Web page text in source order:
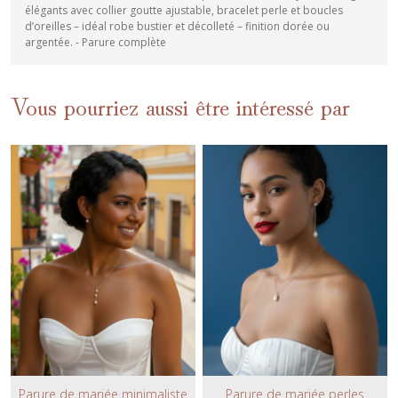
élégants avec collier goutte ajustable, bracelet perle et boucles
d’oreilles – idéal robe bustier et décolleté – finition dorée ou
argentée. - Parure complète
Vous pourriez aussi être intéressé par
Parure de mariée minimaliste
Parure de mariée perles